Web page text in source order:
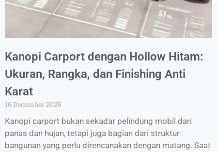
Kanopi Carport dengan Hollow Hitam:
Ukuran, Rangka, dan Finishing Anti
Karat
16 December 2025
Kanopi carport bukan sekadar pelindung mobil dari
panas dan hujan, tetapi juga bagian dari struktur
bangunan yang perlu direncanakan dengan matang. Saat